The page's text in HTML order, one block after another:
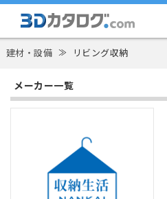
建材・設備 ≫ リビング収納
メーカー一覧